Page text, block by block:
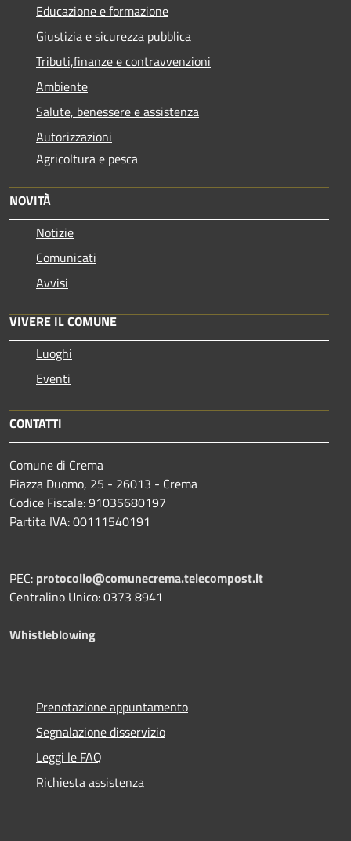
Educazione e formazione
Giustizia e sicurezza pubblica
Tributi,finanze e contravvenzioni
Ambiente
Salute, benessere e assistenza
Autorizzazioni
Agricoltura e pesca
NOVITÀ
Notizie
Comunicati
Avvisi
VIVERE IL COMUNE
Luoghi
Eventi
CONTATTI
Comune di Crema
Piazza Duomo, 25 - 26013 - Crema
Codice Fiscale: 91035680197
Partita IVA: 00111540191
PEC: protocollo@comunecrema.telecompost.it
Centralino Unico: 0373 8941
Whistleblowing
Prenotazione appuntamento
Segnalazione disservizio
Leggi le FAQ
Richiesta assistenza